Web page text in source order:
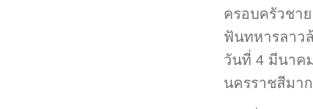
ครอบครัวชา
ฟันทหารลาว
วันที่ 4 มีนาค
นครราชสีมา